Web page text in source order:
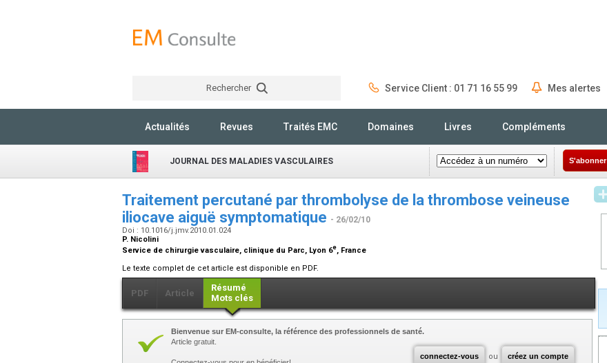
Rechercher Service Client : 01 71 16 55 99 Mes alertes
Actualités Revues Traités EMC Domaines Livres Compléments
JOURNAL DES MALADIES VASCULAIRES S'abonner
Traitement percutané par thrombolyse de la thrombose veineuse
iliocave aiguë symptomatique - 26/02/10
Doi : 10.1016/j.jmv.2010.01.024
P. Nicolini
Service de chirurgie vasculaire, clinique du Parc, Lyon 6e, France
Le texte complet de cet article est disponible en PDF.
PDF Article
Résumé
Mots clés
connectez-vous ou créez un compte
Bienvenue sur EM-consulte, la référence des professionnels de santé.
Article gratuit.